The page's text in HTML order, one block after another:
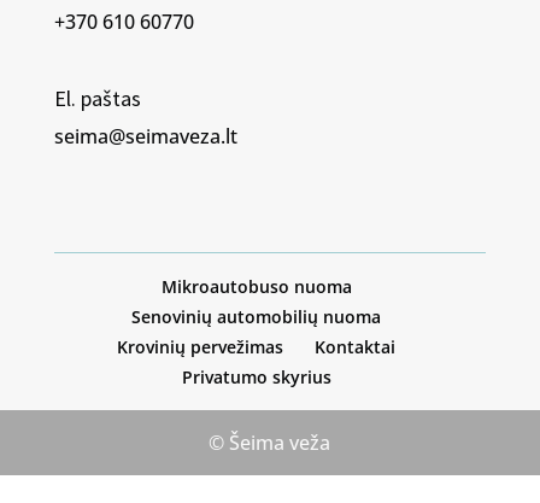
+370 610 60770
El. paštas
seima@seimaveza.lt
Mikroautobuso nuoma
Senovinių automobilių nuoma
Krovinių pervežimas
Kontaktai
Privatumo skyrius
© Šeima veža